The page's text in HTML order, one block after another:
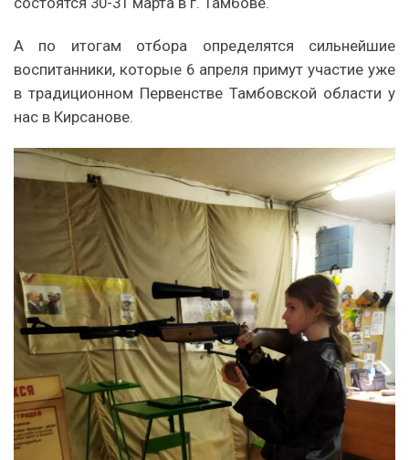
А по итогам отбора определятся сильнейшие
воспитанники, которые 6 апреля примут участие уже
в традиционном Первенстве Тамбовской области у
нас в Кирсанове.